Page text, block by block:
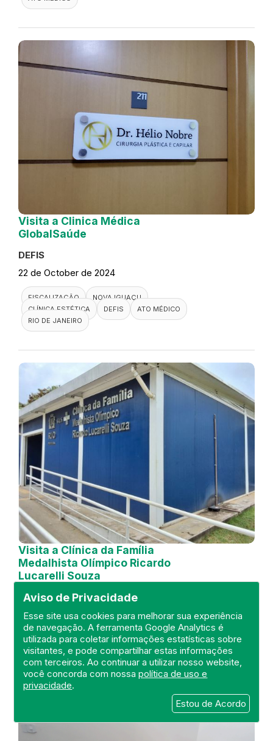
Aviso de Privacidade
Esse site usa cookies para melhorar sua experiência
de navegação. A ferramenta Google Analytics é
utilizada para coletar informações estatísticas sobre
visitantes, e pode compartilhar estas informações
com terceiros. Ao continuar a utilizar nosso website,
você concorda com nossapolítica de uso e
privacidade.
Estou de Acordo
Visita a Clinica Médica
GlobalSaúde
DEFIS
22 de October de 2024
FISCALIZAÇÃO
NOVA IGUAÇU
CLÍNICA ESTÉTICA
DEFIS
ATO MÉDICO
RIO DE JANEIRO
Visita a Clínica da Família
Medalhista Olímpico Ricardo
Lucarelli Souza
DEFIS
21 de October de 2024
FISCALIZAÇÃO
RIO DE JANEIRO
UNIDADE BÁSICA
DEFIS
ATO MÉDICO
REGIÃO METROPOLITANA I.